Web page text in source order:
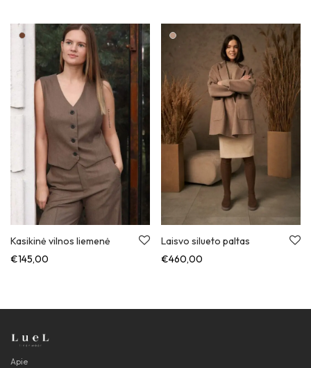
Kasikinė vilnos liemenė
€145,00
Laisvo silueto paltas
€460,00
Apie